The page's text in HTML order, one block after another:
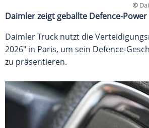
©
Daimler zeigt geballte Defence-Power
Daimler Truck nutzt die
2026" in Paris, um sein Defence-
zu präsentieren.